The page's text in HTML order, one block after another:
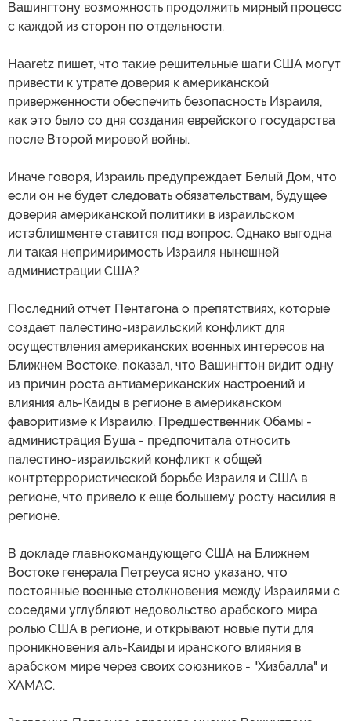
Вашингтону возможность продолжить мирный процесс
с каждой из сторон по отдельности.
Haaretz пишет, что такие решительные шаги США могут
привести к утрате доверия к американской
приверженности обеспечить безопасность Израиля,
как это было со дня создания еврейского государства
после Второй мировой войны.
Иначе говоря, Израиль предупреждает Белый Дом, что
если он не будет следовать обязательствам, будущее
доверия американской политики в израильском
истэблишменте ставится под вопрос. Однако выгодна
ли такая непримиримость Израиля нынешней
администрации США?
Последний отчет Пентагона о препятствиях, которые
создает палестино-израильский конфликт для
осуществления американских военных интересов на
Ближнем Востоке, показал, что Вашингтон видит одну
из причин роста антиамериканских настроений и
влияния аль-Каиды в регионе в американском
фаворитизме к Израилю. Предшественник Обамы -
администрация Буша - предпочитала относить
палестино-израильский конфликт к общей
контртеррористической борьбе Израиля и США в
регионе, что привело к еще большему росту насилия в
регионе.
В докладе главнокомандующего США на Ближнем
Востоке генерала Петреуса ясно указано, что
постоянные военные столкновения между Израилями с
соседями углубляют недовольство арабского мира
ролью США в регионе, и открывают новые пути для
проникновения аль-Каиды и иранского влияния в
арабском мире через своих союзников - "Хизбалла" и
ХАМАС.